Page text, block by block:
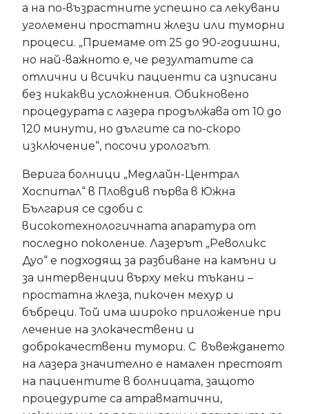
а на по-възрастните успешно са лекувани
уголемени простатни жлези или туморни
процеси. „Приемаме от 25 до 90-годишни,
но най-важното е, че резултатите са
отлични и всички пациенти са изписани
без никакви усложнения. Обикновено
процедурата с лазера продължава от 10 до
120 минути, но дългите са по-скоро
изключение“, посочи урологът.
Верига болници „Медлайн-Централ
Хоспитал“ в Пловдив първа в Южна
България се сдоби с
високотехнологичната апаратура от
последно поколение. Лазерът „Револикс
Дуо“ е подходящ за разбиване на камъни и
за интервенции върху меки тъкани –
простатна жлеза, пикочен мехур и
бъбреци. Той има широко приложение при
лечение на злокачествени и
доброкачествени тумори. С въвеждането
на лазера значително е намален престоят
на пациентите в болницата, защото
процедурите са атравматични,